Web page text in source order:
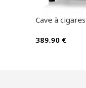
Cave à
389.90 €